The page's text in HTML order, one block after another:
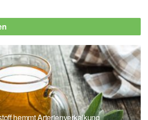
Muscle Loss Could Increase
Risk (veröffentlicht 03.12.2024),
Moradi, Marilyn Albert, Shadpour
Hanzhang Lu, Yuxin Zhu, Soheil
Sara Momtazmanesh, Eleanor
Skeletal Muscle Loss is
with Increased Risk of Dementia-
hemmt Arterienverkalkung